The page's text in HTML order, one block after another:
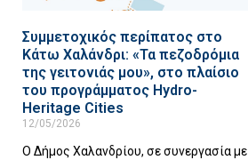
Συμμετοχικός περίπατος στο
Κάτω Χαλάνδρι: «Τα πεζοδρόμια
της γειτονιάς μου», στο πλαίσιο
του προγράμματος Hydro-
Heritage Cities
12/05/2026
Ο Δήμος Χαλανδρίου, σε συνεργασία με